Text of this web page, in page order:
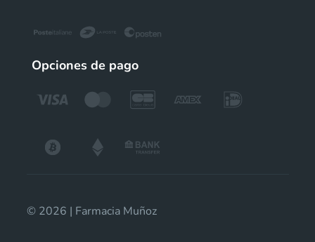
Opciones de pago
© 2026 | Farmacia Muñoz